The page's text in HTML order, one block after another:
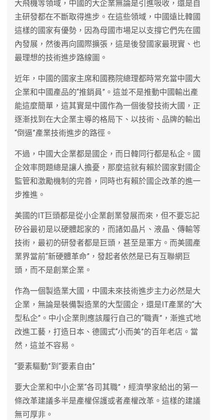
大飛機等領域，中國的大企業無論是引進吸收，還是自
主研發都在不斷取得進步。在這些領域，中國遠比韓國
這樣的國家有優勢，因為母國市場足以支撐它們先在國
內發展，然後再向國際擴張，這是後發國家最現實、也
最理想的技術進步路線圖。
近年，中國的國家主席和國務院總理都時常充當中國大
企業和中國產品的“推銷員”。這並不是推動中國輸出產
能這麼簡單，這其實是中國作為一個後發技術大國，正
逐漸找到在大企業主導的格局下、以技術、品牌的輸出
“倒逼”產業技術進步的路徑。
不過，中國大企業都是國企，而日韓同行都是私企。國
企效率問題總是讓人擔憂，那麼這就有賴於國家對國企
監管和激勵機制的完善，同時也有賴於國企改革的進一
步推進。
美國的IT巨頭都是從小企業創業發展而來，但不要忘記
矽谷最初是以硬體起家的，而諸如晶片、液晶、傳輸等
技術，最初的研發者都是巨頭，甚至是軍方。而美國產
業界當前“新硬體革命”，發起者依然是已有互聯網巨
頭，而不是創業企業。
作為一個製造業大國，中國未來技術進步主力必然是大
企業，無論是裝備製造業的大型國企，還是IT產業的“大
型私企”。中小企業則應該履行自己的“職責”，漸進式地
改進工藝，打造日本、德國式“小而美”的百年老店。當
然，這並不容易。
“要素驅動”到“要素自由”
要大企業和中小企業“各司其職”，經濟學家給出的第一
條改革建議多半是產權保護或者產權改革。這樣的建議
無可厚非。